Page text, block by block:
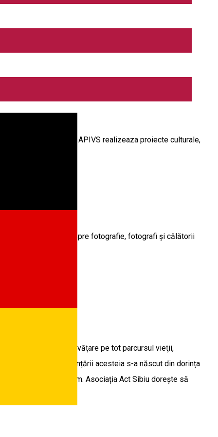
de Ille et Vilaine. APIVS realizeaza proiecte culturale,
ArtoGrafica este despre fotografie, fotografi și călătorii
literare, de învăţare pe tot parcursul vieţii,
culturale. Ideea înființării acesteia s-a născut din dorința
societății în care trăim. Asociația Act Sibiu dorește să